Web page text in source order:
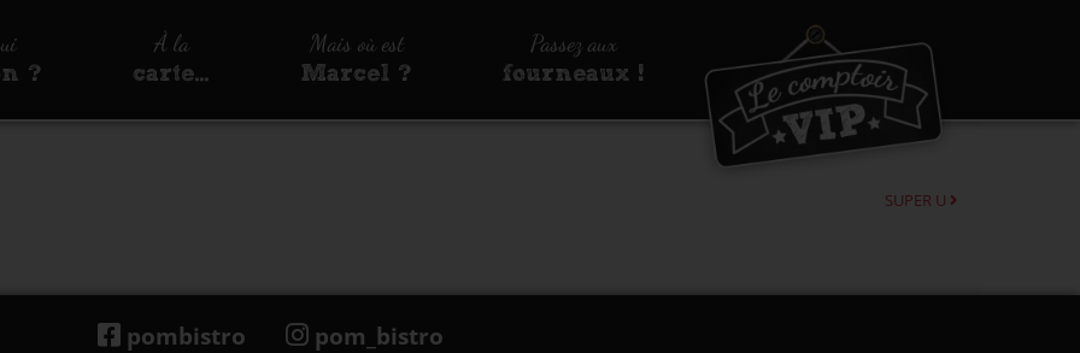
?
À la
carte…
Mais où est
Marcel ?
Passez aux
fourneaux !
SUPER U
pombistro pom_bistro